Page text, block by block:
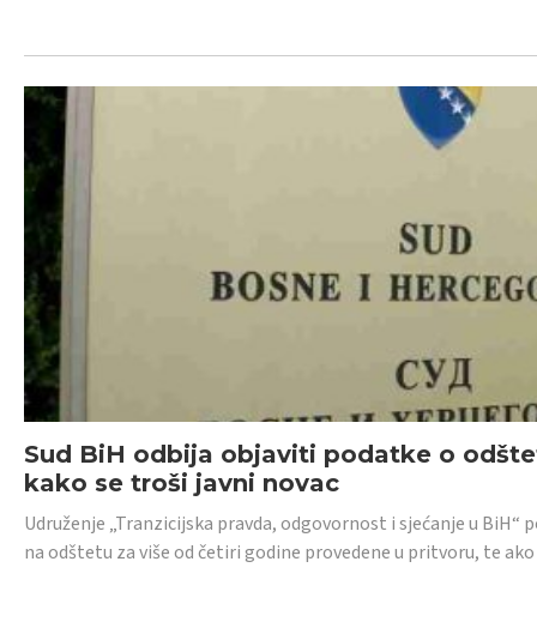
Sud BiH odbija objaviti podatke o
kako se troši javni novac
Udruženje „Tranzicijska pravda, odgovornost i sjećanje u
na odštetu za više od četiri godine provedene u pritvoru, te